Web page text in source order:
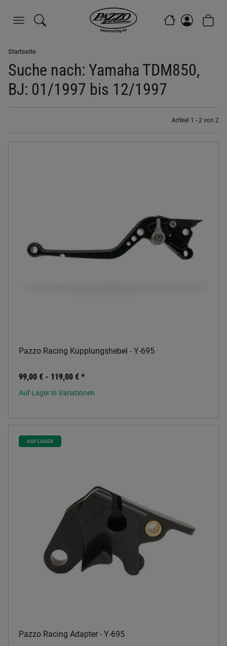
Startseite
Suche nach: Yamaha TDM850,
BJ: 01/1997 bis 12/1997
Artikel 1 - 2 von 2
Pazzo Racing Kupplungshebel - Y-695
99,00 € - 119,00 € *
Auf Lager in Variationen
AUF LAGER
Pazzo Racing Adapter - Y-695